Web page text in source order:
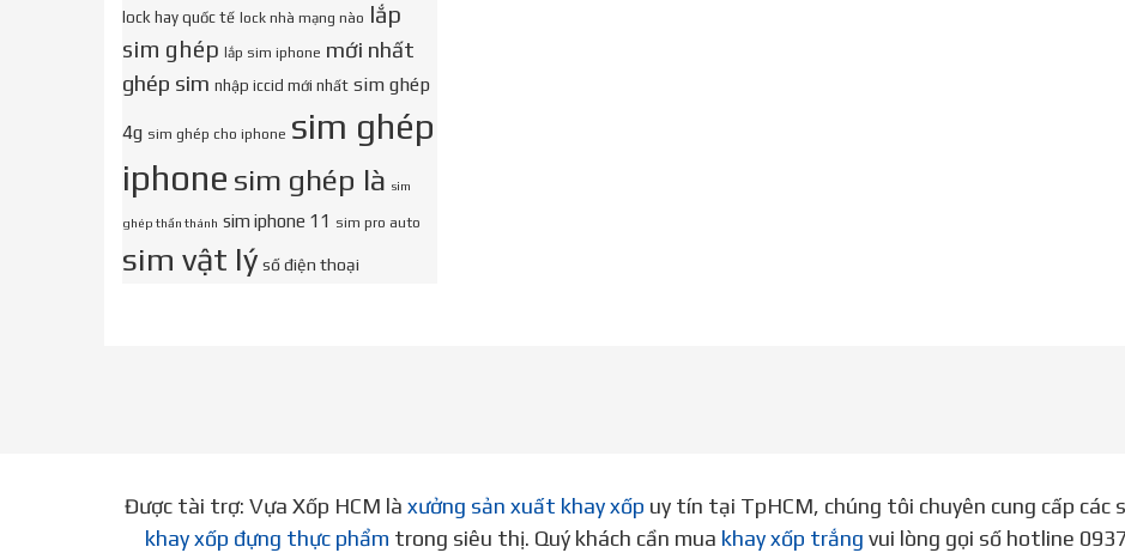
lock hay quốc tế lock nhà mạng nào lắp
sim ghép lắp sim iphone mới nhất
ghép sim nhập iccid mới nhất sim ghép
4g sim ghép cho iphone sim ghép
iphone sim ghép là sim
ghép thần thánh sim iphone 11 sim pro auto
sim vật lý số điện thoại
Được tài trợ: Vựa Xốp HCM là xưởng sản xuất khay xốp uy tín tại TpHCM, chúng tôi chuyên cung cấp các
khay xốp đựng thực phẩm trong siêu thị. Quý khách cần mua khay xốp trắng vui lòng gọi số hotline